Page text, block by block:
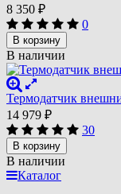
8 350 ₽
0
В корзину
В наличии
Термодатчик
14 979 ₽
30
В корзину
В наличии
Каталог